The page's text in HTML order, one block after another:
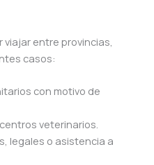
entre provincias,
casos:
con motivo de
veterinarios.
legales o asistencia a